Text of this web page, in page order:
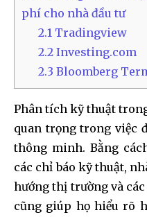
phí cho nhà đầu tư
2.1 Tradingview
2.2 Investing.com
2.3 Bloomberg
Phân tích kỹ thuật
quan trọng trong việc
thông minh. Bằng
các chỉ báo kỹ thuật,
hướng thị trường và
cũng giúp họ hiểu rõ